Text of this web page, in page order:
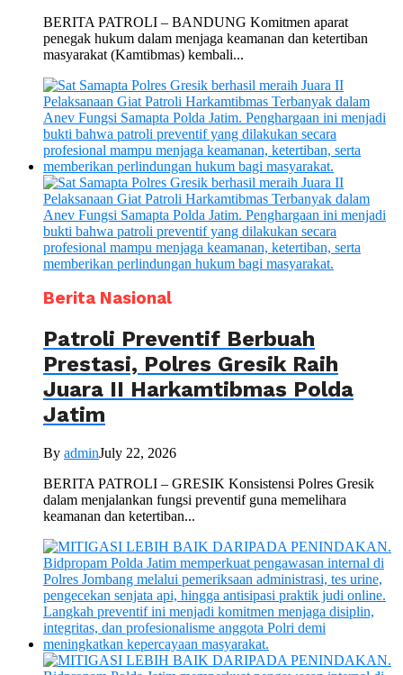
BERITA PATROLI – BANDUNG Komitmen aparat
penegak hukum dalam menjaga keamanan dan ketertiban
masyarakat (Kamtibmas) kembali...
Berita Nasional
Patroli Preventif Berbuah
Prestasi, Polres Gresik Raih
Juara II Harkamtibmas Polda
Jatim
By adminJuly 22, 2026
BERITA PATROLI – GRESIK Konsistensi Polres Gresik
dalam menjalankan fungsi preventif guna memelihara
keamanan dan ketertiban...